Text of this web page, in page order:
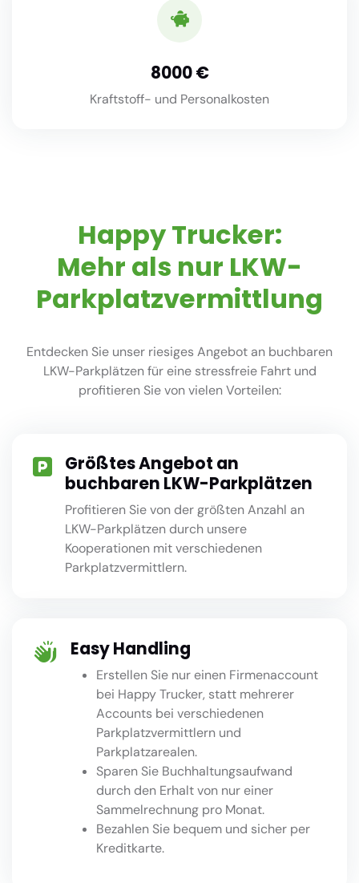
8000
Kraftstoff- und Personalkosten
Happy Trucker:
Mehr als nur LKW-
Parkplatzvermittlung
Entdecken Sie unser riesiges Angebot an buchbaren
LKW-Parkplätzen für eine stressfreie Fahrt und
profitieren Sie von vielen Vorteilen:
Größtes Angebot an
buchbaren LKW-Parkplätzen
Profitieren Sie von der größten Anzahl an
LKW-Parkplätzen durch unsere
Kooperationen mit verschiedenen
Parkplatzvermittlern.
Easy Handling
Erstellen Sie nur einen Firmenaccount
bei Happy Trucker, statt mehrerer
Accounts bei verschiedenen
Parkplatzvermittlern und
Parkplatzarealen.
Sparen Sie Buchhaltungsaufwand
durch den Erhalt von nur einer
Sammelrechnung pro Monat.
Bezahlen Sie bequem und sicher per
Kreditkarte.